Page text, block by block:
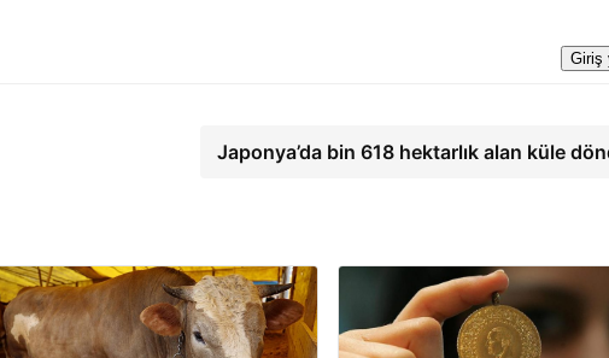
Giriş
Japonya’da bin 618 hektarlık alan küle